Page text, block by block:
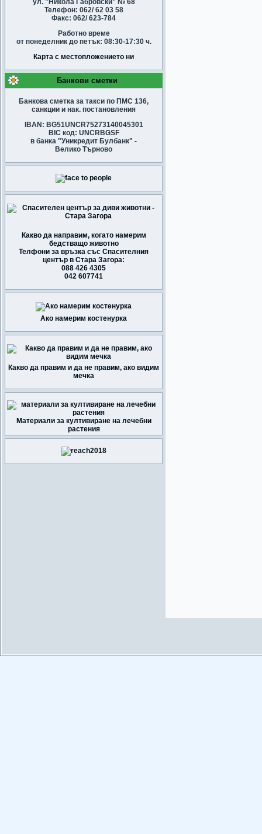
ул. "Никола Габровски” № 68
Телефон: 062/ 62 03 58
Факс: 062/ 623-784
Работно време
от понеделник до петък: 08:30-17:30 ч.
Карта с местопложението ни
Банкови сметки
Банкова сметка за такси по ПМС 136,
санкции и нак. постановления
IBAN: BG51UNCR75273140045301
BIC код: UNCRBGSF
в банка "Уникредит Булбанк" -
Велико Търново
Какво да направим, когато намерим
бедстващо животно
Телфони за връзка със Спасителния
център в Стара Загора:
088 426 4305
042 607741
Ако намерим костенурка
Какво да правим и да не правим, ако видим
мечка
Материали за култивиране на лечебни
растения